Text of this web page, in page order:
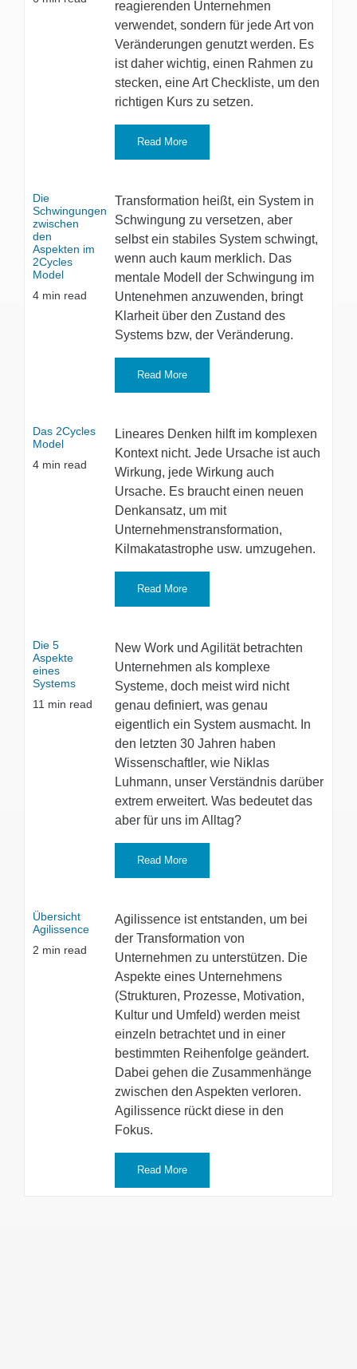
reagierenden Unternehmen
verwendet, sondern für jede Art von
Veränderungen genutzt werden. Es
ist daher wichtig, einen Rahmen zu
stecken, eine Art Checkliste, um den
richtigen Kurs zu setzen.
Read More
Die
Schwingungen
zwischen
den
Aspekten im
2Cycles
Model
4 min read
Transformation heißt, ein System in
Schwingung zu versetzen, aber
selbst ein stabiles System schwingt,
wenn auch kaum merklich. Das
mentale Modell der Schwingung im
Untenehmen anzuwenden, bringt
Klarheit über den Zustand des
Systems bzw, der Veränderung.
Read More
Das 2Cycles
Model
4 min read
Lineares Denken hilft im komplexen
Kontext nicht. Jede Ursache ist auch
Wirkung, jede Wirkung auch
Ursache. Es braucht einen neuen
Denkansatz, um mit
Unternehmenstransformation,
Kilmakatastrophe usw. umzugehen.
Read More
Die 5
Aspekte
eines
Systems
11 min read
New Work und Agilität betrachten
Unternehmen als komplexe
Systeme, doch meist wird nicht
genau definiert, was genau
eigentlich ein System ausmacht. In
den letzten 30 Jahren haben
Wissenschaftler, wie Niklas
Luhmann, unser Verständnis darüber
extrem erweitert. Was bedeutet das
aber für uns im Alltag?
Read More
Übersicht
Agilissence
2 min read
Agilissence ist entstanden, um bei
der Transformation von
Unternehmen zu unterstützen. Die
Aspekte eines Unternehmens
(Strukturen, Prozesse, Motivation,
Kultur und Umfeld) werden meist
einzeln betrachtet und in einer
bestimmten Reihenfolge geändert.
Dabei gehen die Zusammenhänge
zwischen den Aspekten verloren.
Agilissence rückt diese in den
Fokus.
Read More